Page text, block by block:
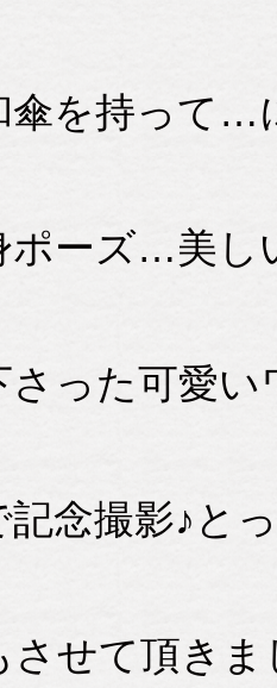
傘を持って…
ポーズ…美し
さった可愛
記念撮影♪と
させて頂き